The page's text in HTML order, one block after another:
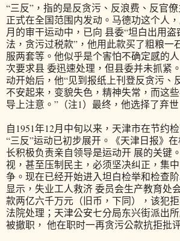
“三反”，指的是反贪污、反浪费、反官僚
正式在全国范围内发动。马德功这个人
月的审干运动中，已向 县委“坦白出用
法，贪污过税款”，他用此款买了粗粮一
服两套等。他似乎是个害怕不确定感的
次要求县 委迅速处理，但县委并未抓紧
动开始后，他“见到报纸上刊登反贪污、
不安起来，变貌失色，精神失常，而这
导上注意。”（注1）最终，他选择了弃世
自1951年12月中旬以来，天津市在节约
“三反”运动已初步展开。《天津日报》
长积极负责亲自领导是运动开 展的关键
视，甚至压制民主，必须坚决纠正，集
争。现在已经开始进入坦白检举和检查
显示，失业工人救济 委员会生产教育处
款两亿六千万元（旧币，下同），该犯
法院处理；天津公安七分局东兴街派出
被撤职， 他在职时一再贪污公款抗拒批评